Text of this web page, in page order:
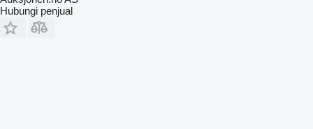
Hubungi penjual